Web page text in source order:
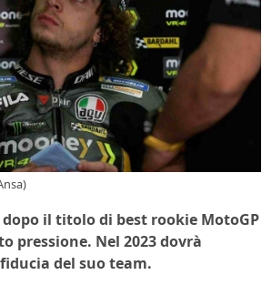
dopo il titolo di best rookie MotoGP
pressione. Nel 2023 dovrà
del suo team.